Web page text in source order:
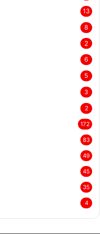
13
8
2
6
5
3
2
172
83
49
45
35
4